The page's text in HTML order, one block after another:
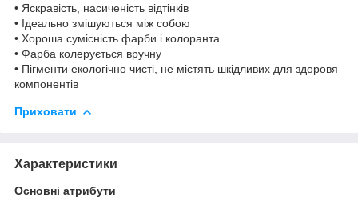
• Яскравість, насиченість відтінків
• Ідеально змішуються між собою
• Хороша сумісність фарби і колоранта
• Фарба колерується вручну
• Пігменти екологічно чисті, не містять шкідливих для здоровя
компонентів
Приховати
Характеристики
Основні атрибути